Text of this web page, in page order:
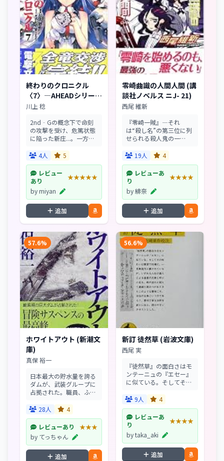
終わりのクロニクル
〈7〉―AHEADシリーズ
(電撃文庫)
川上 稔
2nd‐Gの概念下で命刻
の攻撃を受け、危篤状態
に陥った新庄...。一方、
かつてTop‐Gで新庄の
創造機械ノア=バベルへ
と向かった。そして、マ
イナス概念の活性...
4人 5
レビュー
あり
★★★★★
by miyan
追加
零崎曲識の人間人間 (講
談社ノベルス ニJ- 21)
西尾 維新
『零崎一賊』―それ
は“殺し名”の第三位に列
せられる殺人鬼の一
曲識が、一賊に忍び寄る
舞台に現れた。一賊の結
束はどうなるのか。“音
使い”零崎曲識の闘いが
今、始...
19人 4
レビューあ
り
★★★★
by 緋奈
追加
57.6%
ホワイトアウト (新潮文
庫)
真保 裕一
日本最大の貯水量を誇る
ダムが、武装グループに
占拠された。職員、ふも
は50億円。残された時間
をついて、ひとりの男が
敢然と立ち上がる。同僚
と、かつて自分の過失...
28人 4
レビューあり
★★★
by てっちゃん
追加
56.6%
新訂 徒然草 (岩波文庫)
西尾 実
『徒然草』の面白さはモ
ンテーニュの『エセー』
に似ている。そしてその
一見無造作に書かれてい
人による達意の文章と呼
ぶに足る。時の流れに耐
えて連綿と読みつがれて
き...
9人 4
レビューあ
り
★★★★
by taka_aki
追加